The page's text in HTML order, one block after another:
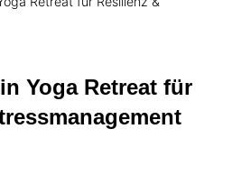
Yoga Retreat für